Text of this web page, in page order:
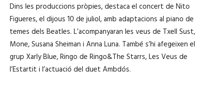
Dins les produccions pròpies, destaca el concert de Nito
Figueres, el dijous 10 de juliol, amb adaptacions al piano de
temes dels Beatles. L’acompanyaran les veus de Txell Sust,
Mone, Susana Sheiman i Anna Luna. També s’hi afegeixen el
grup Xarly Blue, Ringo de Ringo&The Starrs, Les Veus de
l’Estartit i l’actuació del duet Ambdós.